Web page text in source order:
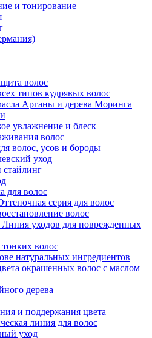
и тонирование
волос
типов кудрявых волос
Арганы и дерева Моринга
увлажнение и блеск
волос
волос, усов и бороды
уход
для волос
серия для волос
волос
уходов для поврежденных
волос
натуральных ингредиентов
окрашенных волос с маслом
дерева
и поддержания цвета
линия для волос
уход